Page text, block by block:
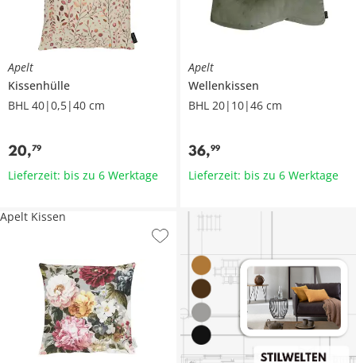
Apelt
Kissenhülle
BHL 40|0,5|40 cm
20,79
Lieferzeit: bis zu 6 Werktage
Apelt
Wellenkissen
BHL 20|10|46 cm
36,99
Lieferzeit: bis zu 6 Werktage
Apelt Kissen